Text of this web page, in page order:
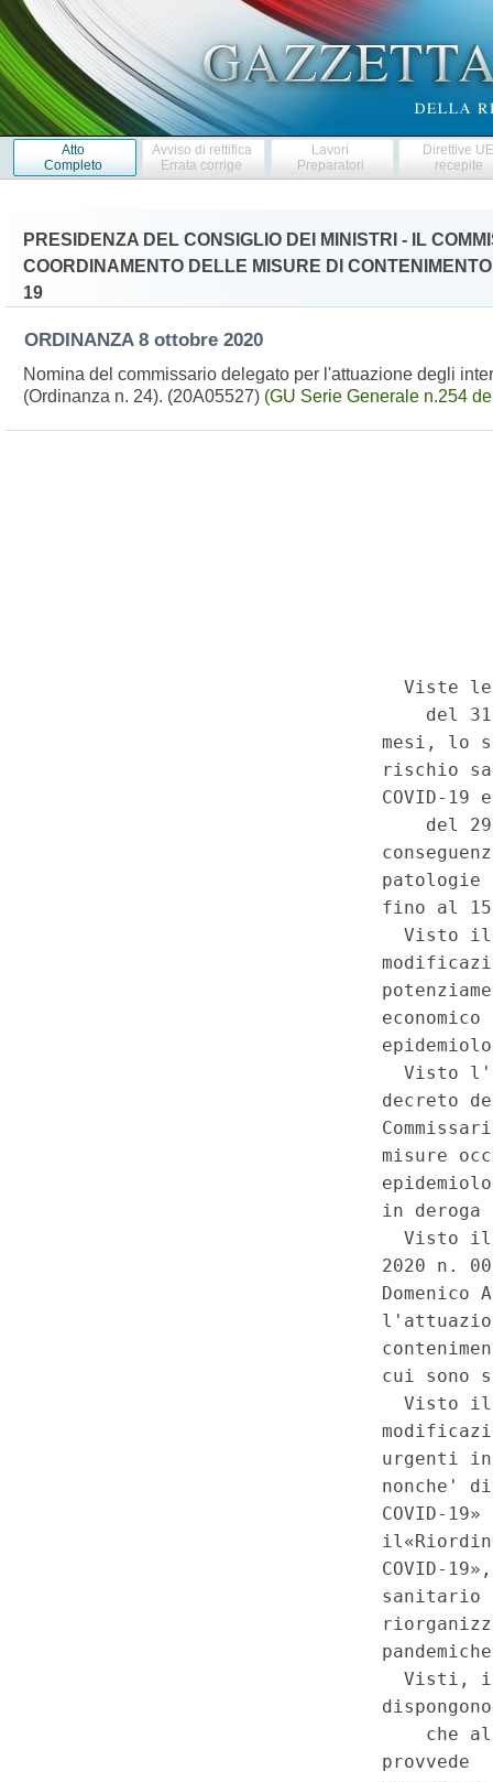
Atto
Completo
Avviso di rettifica
Errata corrige
Lavori
Preparatori
Direttive
recepite
PRESIDENZA DEL CONSIGLIO DEI MINISTRI - IL
COORDINAMENTO DELLE MISURE DI
19
ORDINANZA 8 ottobre 2020
Nomina del commissario delegato per l'attuazione degli
(Ordinanza n. 24). (20A05527) (GU Serie Generale n.254